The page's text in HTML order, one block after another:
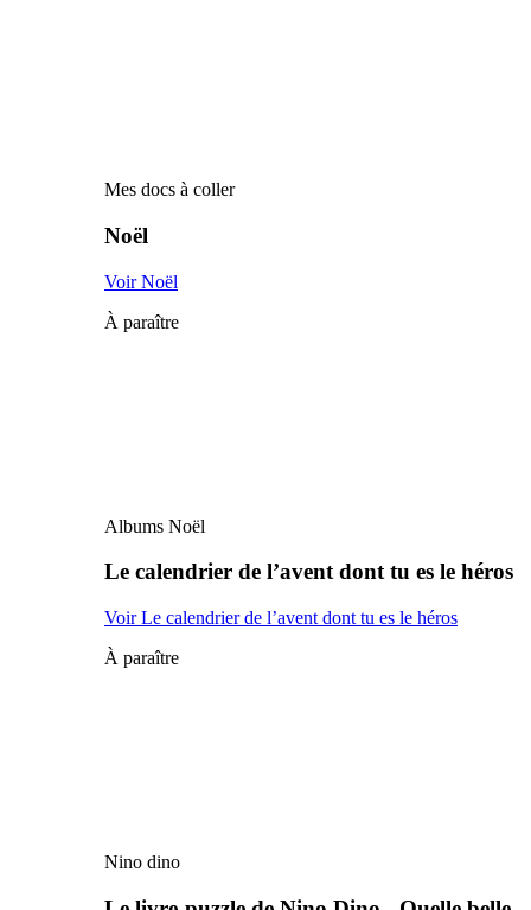
Mes docs à coller
Noël
Voir Noël
À paraître
Albums Noël
Le calendrier de l’avent dont tu es le héros
Voir Le calendrier de l’avent dont tu es le héros
À paraître
Nino dino